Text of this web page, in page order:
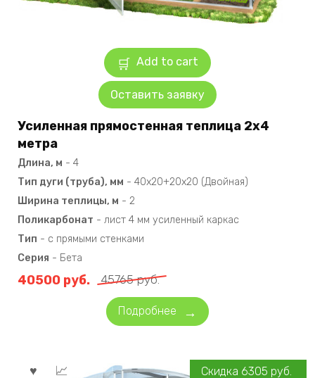
Add to cart
Оставить заявку
Усиленная прямостенная теплица 2х4
метра
Длина, м - 4
Тип дуги (труба), мм - 40х20+20х20 (Двойная)
Ширина теплицы, м - 2
Поликарбонат - лист 4 мм усиленный каркас
Тип - с прямыми стенками
Серия - Бета
45765руб.
40500 руб.
Подробнее
Скидка 6305 руб.